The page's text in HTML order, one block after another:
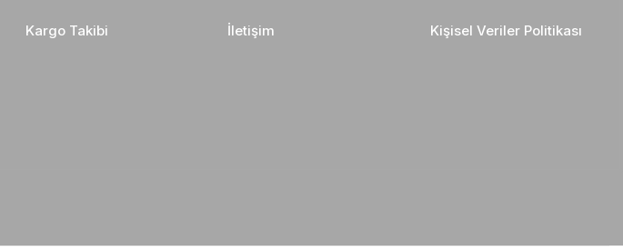
Kargo Takibi İletişim Kişisel Veriler Politikası